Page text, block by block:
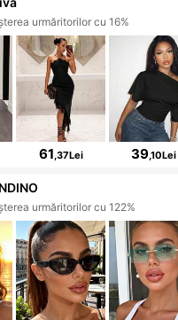
urmăritorilor cu 16%
61 ,37Lei 39,10Lei
urmăritorilor cu 122%